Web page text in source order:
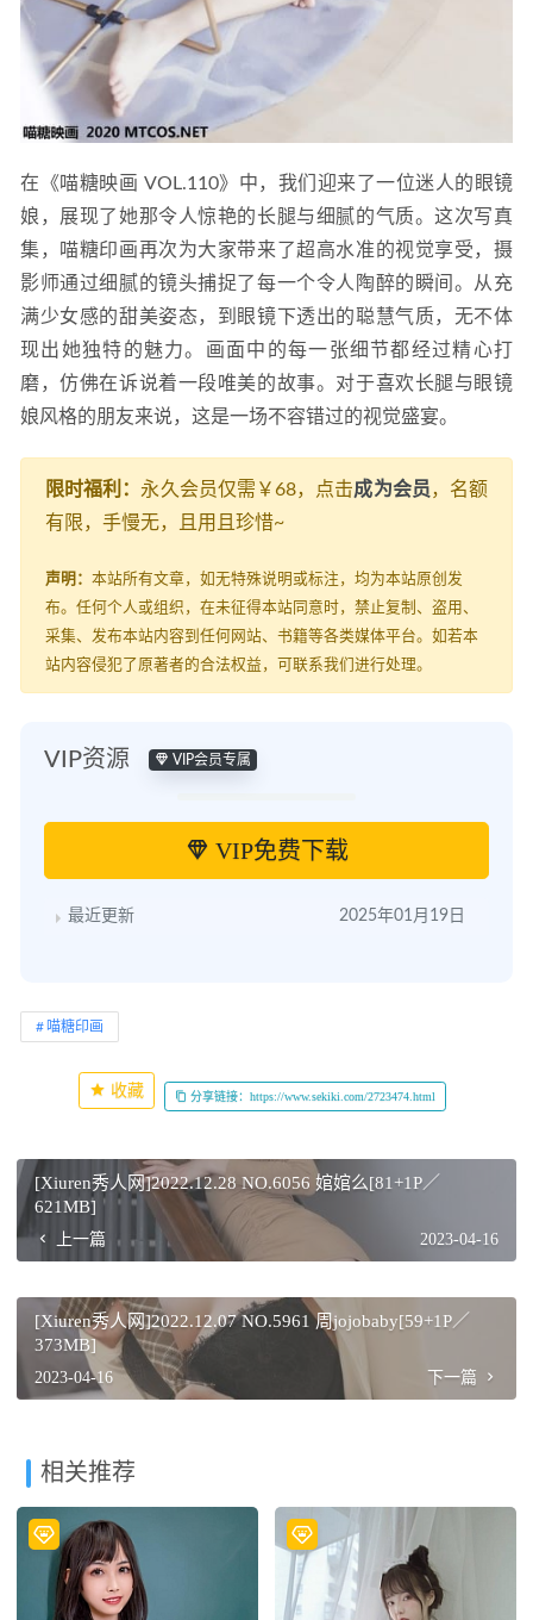
在《喵糖映画 VOL.110》中，我们迎来了一位迷人的眼镜
娘，展现了她那令人惊艳的长腿与细腻的气质。这次写真
集，喵糖印画再次为大家带来了超高水准的视觉享受，摄
影师通过细腻的镜头捕捉了每一个令人陶醉的瞬间。从充
满少女感的甜美姿态，到眼镜下透出的聪慧气质，无不体
现出她独特的魅力。画面中的每一张细节都经过精心打
磨，仿佛在诉说着一段唯美的故事。对于喜欢长腿与眼镜
娘风格的朋友来说，这是一场不容错过的视觉盛宴。
限时福利： 永久会员仅需￥68，点击成为会员，名额
有限，手慢无，且用且珍惜~
声明： 本站所有文章，如无特殊说明或标注，均为本站原创发
布。任何个人或组织，在未征得本站同意时，禁止复制、盗用、
采集、发布本站内容到任何网站、书籍等各类媒体平台。如若本
站内容侵犯了原著者的合法权益，可联系我们进行处理。
VIP资源 VIP会员专属
VIP免费下载
最近更新 2025年01月19日
喵糖印画
收藏 分享链接：https://www.sekiki.com/2723474.html
[Xiuren秀人网]2022.12.28 NO.6056 婠婠么[81+1P／
621MB]
上一篇 2023-04-16
[Xiuren秀人网]2022.12.07 NO.5961 周jojobaby[59+1P／
373MB]
2023-04-16 下一篇
相关推荐